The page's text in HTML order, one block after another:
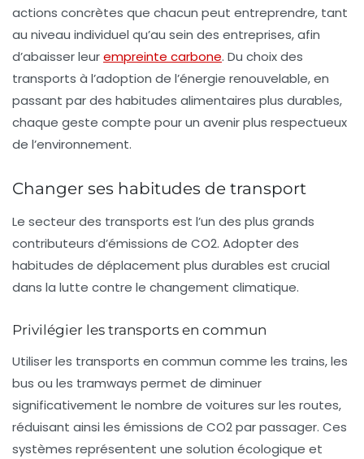
actions concrètes que chacun peut entreprendre, tant
au niveau individuel qu’au sein des entreprises, afin
d’abaisser leurempreinte carbone. Du choix des
transports à l’adoption de l’énergie renouvelable, en
passant par des habitudes alimentaires plus durables,
chaque geste compte pour un avenir plus respectueux
de l’environnement.
Changer ses habitudes de transport
Le secteur des transports est l’un des plus grands
contributeurs d’émissions de CO2. Adopter des
habitudes de déplacement plus durables est crucial
dans la lutte contre le changement climatique.
Privilégier les transports en commun
Utiliser les transports en commun comme les trains, les
bus ou les tramways permet de diminuer
significativement le nombre de voitures sur les routes,
réduisant ainsi les émissions de CO2par passager. Ces
systèmes représentent une solution écologique et